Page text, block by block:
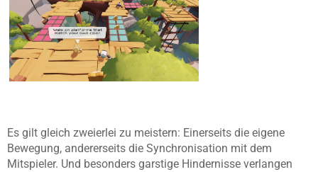
Es gilt gleich zweierlei zu meistern: Einerseits die eigene
Bewegung, andererseits die Synchronisation mit dem
Mitspieler. Und besonders garstige Hindernisse verlangen